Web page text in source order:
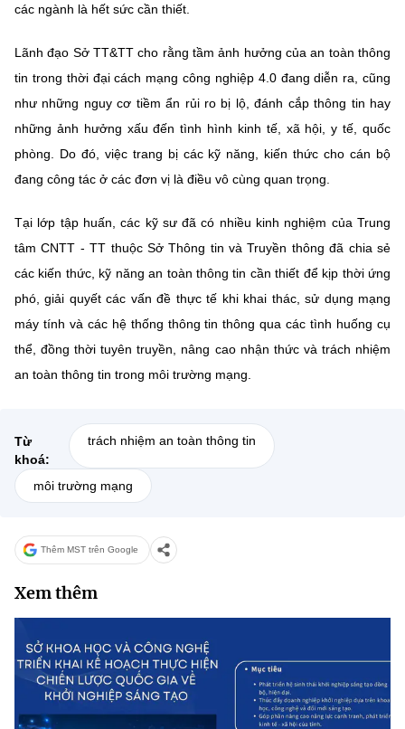
MINISTRY OF SCIENCE AND TECHNOLOGY
Điều khoản sử dụng Theo dõi MST: Góp ý
Cơ quan chủ quản: Bộ Khoa học và Công nghệ (MST)
Chịu trách nhiệm nội dung: Nguyễn Thị Hải Hằng
Giám đốc Trung tâm Truyền thông Khoa học và Công nghệ.
Địa chỉ: Ban Biên tập Cổng TTĐT - 18 Nguyễn Du, TP. Hà Nội
Email:stc@mst.gov.vn
©2026 Bản quyền thuộc Bộ Khoa Học và Công Nghệ
(Ghi rõ nguồn "https://mst.gov.vn" khi phát hành lại thông tin từ
các ngành là hết sức cần thiết.
Lãnh đạo Sở TT&TT cho rằng tầm ảnh hưởng của an toàn thông
tin trong thời đại cách mạng công nghiệp 4.0 đang diễn ra, cũng
như những nguy cơ tiềm ẩn rủi ro bị lộ, đánh cắp thông tin hay
những ảnh hưởng xấu đến tình hình kinh tế, xã hội, y tế, quốc
phòng. Do đó, việc trang bị các kỹ năng, kiến thức cho cán bộ
đang công tác ở các đơn vị là điều vô cùng quan trọng.
Tại lớp tập huấn, các kỹ sư đã có nhiều kinh nghiệm của Trung
tâm CNTT - TT thuộc Sở Thông tin và Truyền thông đã chia sẻ
các kiến thức, kỹ năng an toàn thông tin cần thiết để kịp thời ứng
phó, giải quyết các vấn đề thực tế khi khai thác, sử dụng mạng
máy tính và các hệ thống thông tin thông qua các tình huống cụ
thể, đồng thời tuyên truyền, nâng cao nhận thức và trách nhiệm
an toàn thông tin trong môi trường mạng.
Từ
khoá:
trách nhiệm an toàn thông tin
môi trường mạng
Thêm MST trên Google
Xem thêm